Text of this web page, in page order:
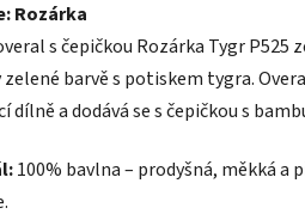
Rozárka
s čepičkou Rozárka Tygr P525
zelené barvě s potiskem tygra.
dílně a dodává se s čepičkou s
100% bavlna – prodyšná, měkká a